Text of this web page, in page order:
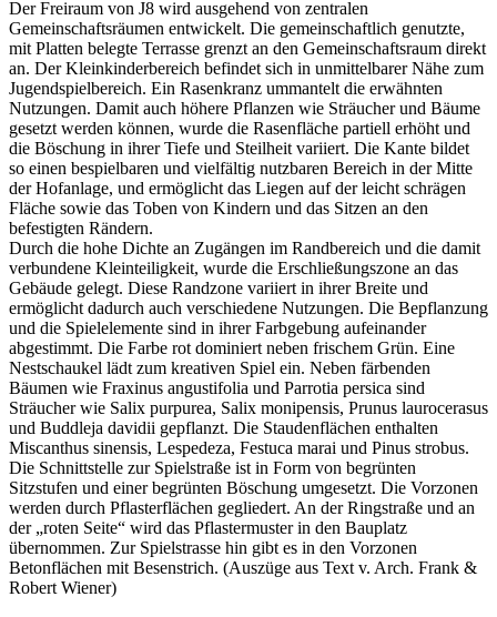
Der Freiraum von J8 wird ausgehend von zentralen
Gemeinschaftsräumen entwickelt. Die gemeinschaftlich genutzte,
mit Platten belegte Terrasse grenzt an den Gemeinschaftsraum direkt
an. Der Kleinkinderbereich befindet sich in unmittelbarer Nähe zum
Jugendspielbereich. Ein Rasenkranz ummantelt die erwähnten
Nutzungen. Damit auch höhere Pflanzen wie Sträucher und Bäume
gesetzt werden können, wurde die Rasenfläche partiell erhöht und
die Böschung in ihrer Tiefe und Steilheit variiert. Die Kante bildet
so einen bespielbaren und vielfältig nutzbaren Bereich in der Mitte
der Hofanlage, und ermöglicht das Liegen auf der leicht schrägen
Fläche sowie das Toben von Kindern und das Sitzen an den
befestigten Rändern.
Durch die hohe Dichte an Zugängen im Randbereich und die damit
verbundene Kleinteiligkeit, wurde die Erschließungszone an das
Gebäude gelegt. Diese Randzone variiert in ihrer Breite und
ermöglicht dadurch auch verschiedene Nutzungen. Die Bepflanzung
und die Spielelemente sind in ihrer Farbgebung aufeinander
abgestimmt. Die Farbe rot dominiert neben frischem Grün. Eine
Nestschaukel lädt zum kreativen Spiel ein. Neben färbenden
Bäumen wie Fraxinus angustifolia und Parrotia persica sind
Sträucher wie Salix purpurea, Salix monipensis, Prunus laurocerasus
und Buddleja davidii gepflanzt. Die Staudenflächen enthalten
Miscanthus sinensis, Lespedeza, Festuca marai und Pinus strobus.
Die Schnittstelle zur Spielstraße ist in Form von begrünten
Sitzstufen und einer begrünten Böschung umgesetzt. Die Vorzonen
werden durch Pflasterflächen gegliedert. An der Ringstraße und an
der „roten Seite“ wird das Pflastermuster in den Bauplatz
übernommen. Zur Spielstrasse hin gibt es in den Vorzonen
Betonflächen mit Besenstrich. (Auszüge aus Text v. Arch. Frank &
Robert Wiener)